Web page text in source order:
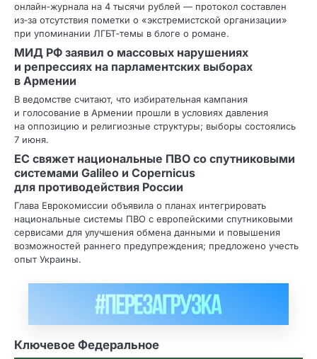
онлайн‑журнала на 4 тысячи рублей — протокол составлен
из‑за отсутствия пометки о «экстремистской организации»
при упоминании ЛГБТ‑темы в блоге о романе.
МИД РФ заявил о массовых нарушениях
и репрессиях на парламентских выборах
в Армении
В ведомстве считают, что избирательная кампания
и голосование в Армении прошли в условиях давления
на оппозицию и религиозные структуры; выборы состоялись
7 июня.
ЕС свяжет национальные ПВО со спутниковыми
системами Galileo и Copernicus
для противодействия России
Глава Еврокомиссии объявила о планах интегрировать
национальные системы ПВО с европейскими спутниковыми
сервисами для улучшения обмена данными и повышения
возможностей раннего предупреждения; предложено учесть
опыт Украины.
Ключевое Федеральное